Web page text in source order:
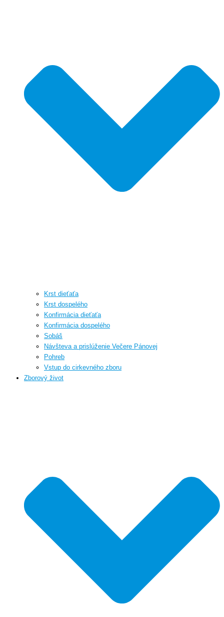
Krst dieťaťa
Krst dospelého
Konfirmácia dieťaťa
Konfirmácia dospelého
Sobáš
Návšteva a prislúženie Večere Pánovej
Pohreb
Vstup do cirkevného zboru
Zborový život